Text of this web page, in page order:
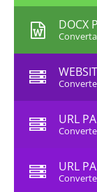
DOCX
URL
URL